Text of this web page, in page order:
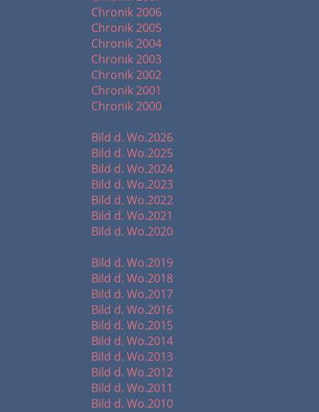
Chronik 2006
Chronik 2005
Chronik 2004
Chronik 2003
Chronik 2002
Chronik 2001
Chronik 2000
Bild d. Wo.2026
Bild d. Wo.2025
Bild d. Wo.2024
Bild d. Wo.2023
Bild d. Wo.2022
Bild d. Wo.2021
Bild d. Wo.2020
Bild d. Wo.2019
Bild d. Wo.2018
Bild d. Wo.2017
Bild d. Wo.2016
Bild d. Wo.2015
Bild d. Wo.2014
Bild d. Wo.2013
Bild d. Wo.2012
Bild d. Wo.2011
Bild d. Wo.2010